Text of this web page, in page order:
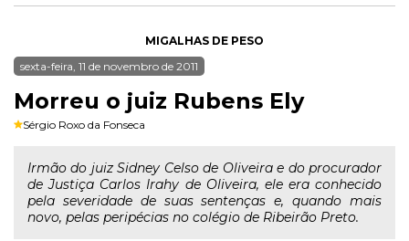
MIGALHAS DE PESO
sexta-feira, 11 de novembro de 2011
Morreu o juiz Rubens Ely
Sérgio Roxo da Fonseca
Irmão do juiz Sidney Celso de Oliveira e do procurador
de Justiça Carlos Irahy de Oliveira, ele era conhecido
pela severidade de suas sentenças e, quando mais
novo, pelas peripécias no colégio de Ribeirão Preto.